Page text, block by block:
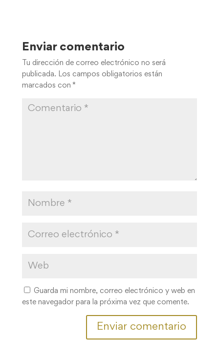
Enviar comentario
Tu dirección de correo electrónico no será
publicada.
Los campos obligatorios están
marcados con *
Guarda mi nombre, correo electrónico y web en
este navegador para la próxima vez que comente.